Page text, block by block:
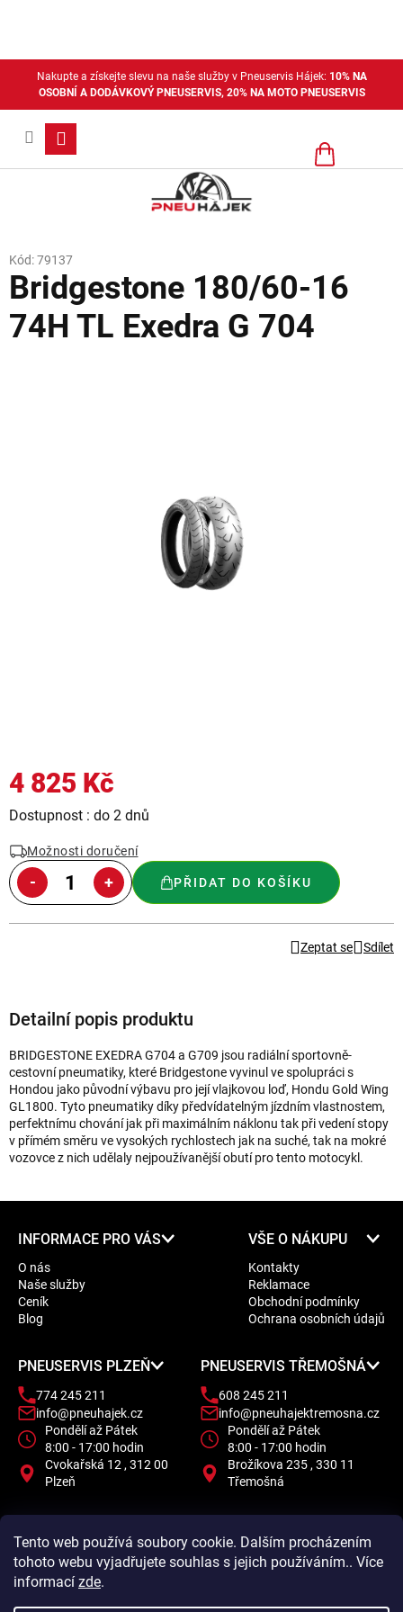
Tento web používá soubory cookie. Dalším procházením
tohoto webu vyjadřujete souhlas s jejich používáním.. Více
informací zde.
Nakupte a získejte slevu na naše služby v Pneuservis Hájek: 10% NA
OSOBNÍ A DODÁVKOVÝ PNEUSERVIS, 20% NA MOTO PNEUSERVIS
Nákupní
Bridgestone 180/60-16
74H TL Exedra G 704
Kód:79137
4 825 Kč
Měrná
Dostupnost : do 2 dnů
Možnosti doručení
PŘIDAT DO KOŠÍKU
Zeptat se Sdílet
Detailní popis produktu
BRIDGESTONE EXEDRA G704 a G709 jsou radiální sportovně-
cestovní pneumatiky, které Bridgestone vyvinul ve spolupráci s
Hondou jako původní výbavu pro její vlajkovou loď, Hondu Gold Wing
GL1800. Tyto pneumatiky díky předvídatelným jízdním vlastnostem,
perfektnímu chování jak při maximálním náklonu tak při vedení stopy
v přímém směru ve vysokých rychlostech jak na suché, tak na mokré
vozovce z nich udělaly nejpoužívanější obutí pro tento motocykl.
INFORMACE PRO VÁS
O nás
Naše služby
Ceník
Blog
VŠE O NÁKUPU
Kontakty
Reklamace
Obchodní podmínky
Ochrana osobních údajů
PNEUSERVIS PLZEŇ
774 245 211
info@pneuhajek.cz
Pondělí až Pátek
8:00 - 17:00 hodin
Cvokařská 12 , 312 00
Plzeň
PNEUSERVIS TŘEMOŠNÁ
608 245 211
info@pneuhajektremosna.cz
Pondělí až Pátek
8:00 - 17:00 hodin
Brožíkova 235 , 330 11
Třemošná